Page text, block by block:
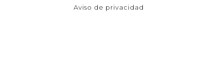
Aviso de privacidad